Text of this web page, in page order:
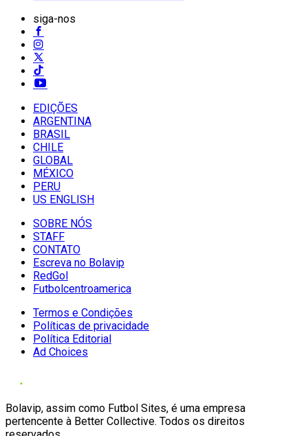
siga-nos
EDIÇÕES
ARGENTINA
BRASIL
CHILE
GLOBAL
MÉXICO
PERU
US ENGLISH
SOBRE NÓS
STAFF
CONTATO
Escreva no Bolavip
RedGol
Futbolcentroamerica
Termos e Condições
Políticas de privacidade
Política Editorial
Ad Choices
Bolavip, assim como Futbol Sites, é uma empresa
pertencente à Better Collective. Todos os direitos